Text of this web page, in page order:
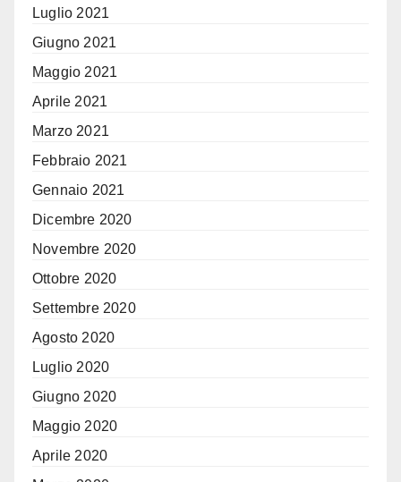
Luglio 2021
Giugno 2021
Maggio 2021
Aprile 2021
Marzo 2021
Febbraio 2021
Gennaio 2021
Dicembre 2020
Novembre 2020
Ottobre 2020
Settembre 2020
Agosto 2020
Luglio 2020
Giugno 2020
Maggio 2020
Aprile 2020